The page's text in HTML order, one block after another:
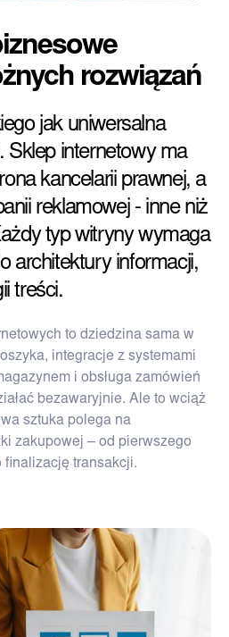
rozwiązań
jak uniwersalna
Sklep internetowy ma
kancelarii prawnej, a
reklamowej - inne niż
typ witryny wymaga
architektury informacji,
treści.
to dziedzina sama w
integracje z systemami
i obsługa zamówień
bezawaryjnie. Ale to wciąż
sztuka polega na
zakupowej – od pierwszego
finalizację transakcji.